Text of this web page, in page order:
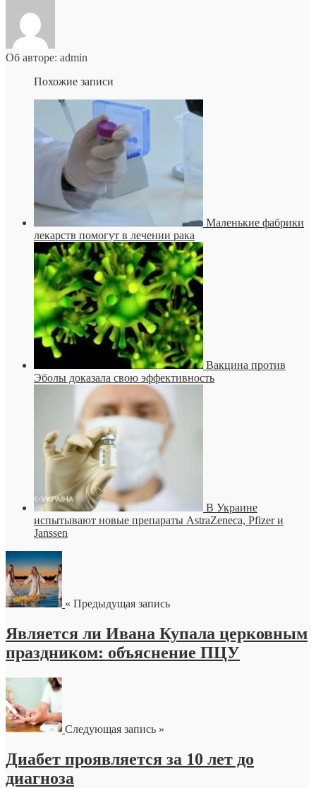
Об авторе: admin
Похожие записи
Маленькие фабрики
лекарств помогут в лечении рака
Вакцина против
Эболы доказала свою эффективность
В Украине
испытывают новые препараты AstraZeneca, Pfizer и
Janssen
« Предыдущая запись
Является ли Ивана Купала церковным
праздником: объяснение ПЦУ
Следующая запись »
Диабет проявляется за 10 лет до
диагноза